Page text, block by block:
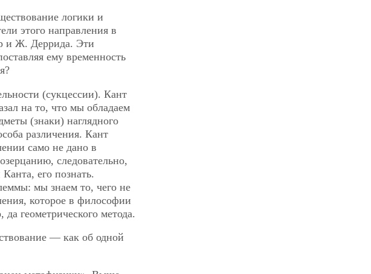
логики и
этого направления в
и Ж. Деррида. Эти
ему временность
(сукцессии). Кант
на то, что мы обладаем
(знаки) наглядного
различения. Кант
само не дано в
следовательно,
его познать.
мы знаем то, чего не
которое в философии
геометрического метода.
— как об одной